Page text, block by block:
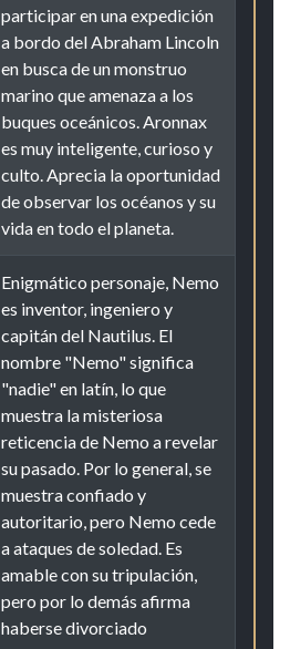
participar en una expedición
a bordo del Abraham Lincoln
en busca de un monstruo
marino que amenaza a los
buques oceánicos. Aronnax
es muy inteligente, curioso y
culto. Aprecia la oportunidad
de observar los océanos y su
vida en todo el planeta.
Enigmático personaje, Nemo
es inventor, ingeniero y
capitán del Nautilus. El
nombre "Nemo" significa
"nadie" en latín, lo que
muestra la misteriosa
reticencia de Nemo a revelar
su pasado. Por lo general, se
muestra confiado y
autoritario, pero Nemo cede
a ataques de soledad. Es
amable con su tripulación,
pero por lo demás afirma
haberse divorciado